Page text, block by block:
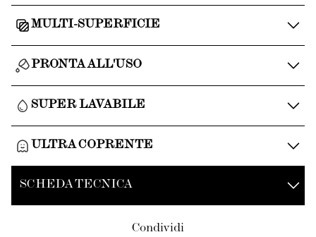
MULTI-SUPERFICIE
PRONTA ALL'USO
SUPER LAVABILE
ULTRA COPRENTE
SCHEDA TECNICA
Condividi